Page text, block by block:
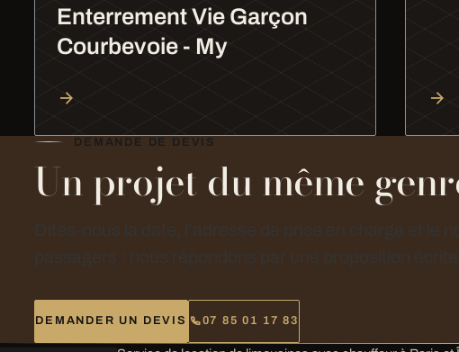
Enterrement Vie Garçon
Courbevoie - My
DEMANDE DE DEVIS
Un projet du même
DEMANDER UN DEVIS 07 85 01 17 83